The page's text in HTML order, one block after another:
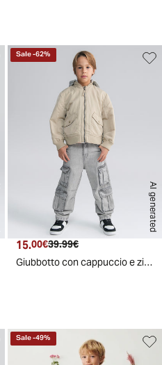
AI generated
Sale-62%
Prezzo attuale
15.00€ Prezzo originale
39.99€
Giubbotto con cappuccio e zip frontale - Beige
Sale-49%